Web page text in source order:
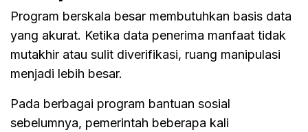
Program berskala besar membutuhkan basis data
yang akurat. Ketika data penerima manfaat tidak
mutakhir atau sulit diverifikasi, ruang manipulasi
menjadi lebih besar.
Pada berbagai program bantuan sosial
sebelumnya, pemerintah beberapa kali